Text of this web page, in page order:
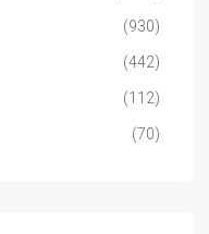
(930)
(442)
(112)
(70)